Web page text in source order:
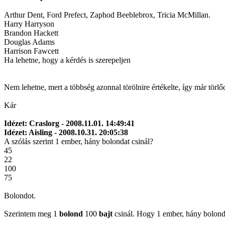
Arthur Dent, Ford Prefect, Zaphod Beeblebrox, Tricia McMillan.
Harry Harryson
Brandon Hackett
Douglas Adams
Harrison Fawcett
Ha lehetne, hogy a kérdés is szerepeljen
Nem lehetne, mert a többség azonnal törölnire értékelte, így már
Kár
Idézet: Craslorg - 2008.11.01. 14:49:41
Idézet: Aisling - 2008.10.31. 20:05:38
A szólás szerint 1 ember, hány bolondat csinál?
45
22
100
75
Bolondot.
Szerintem meg 1 bolond 100 bajt csinál. Hogy 1 ember, hány